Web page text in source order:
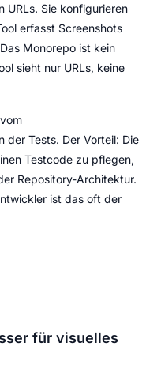
URLs. Sie konfigurieren
erfasst Screenshots
Monorepo ist kein
sieht nur URLs, keine
der Tests. Der Vorteil: Die
Testcode zu pflegen,
Repository-Architektur.
ist das oft der
für visuelles